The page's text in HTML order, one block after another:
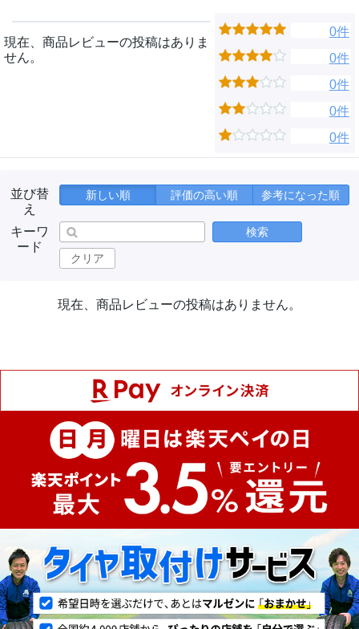
現在、商品レビューの投稿はありま
せん。
0件
0件
0件
0件
0件
並び替
え
新しい順 評価の高い順 参考になった順
キーワ
ード
検索
クリア
現在、商品レビューの投稿はありません。